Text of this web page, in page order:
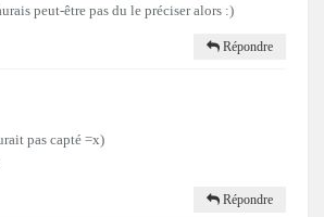
peut-être pas du le préciser alors :)
Répondre
pas capté =x)
Répondre